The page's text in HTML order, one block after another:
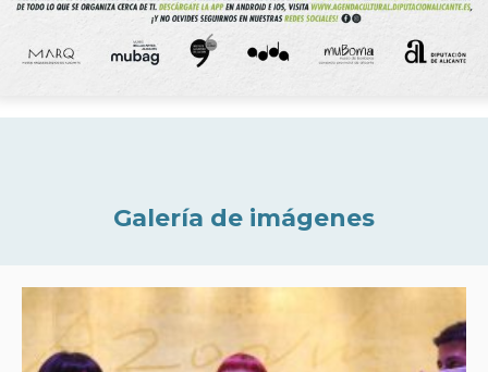
Galería de imágenes